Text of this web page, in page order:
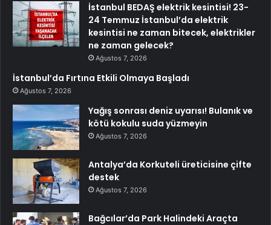
İstanbul BEDAŞ elektrik kesintisi! 23-
24 Temmuz İstanbul’da elektrik
kesintisi ne zaman bitecek, elektrikler
ne zaman gelecek?
Ağustos 7, 2026
İstanbul’da Fırtına Etkili Olmaya Başladı
Ağustos 7, 2026
Yağış sonrası deniz uyarısı! Bulanık ve
kötü kokulu suda yüzmeyin
Ağustos 7, 2026
Antalya’da Korkuteli üreticisine çifte
destek
Ağustos 7, 2026
Bağcılar’da Park Halindeki Araçta